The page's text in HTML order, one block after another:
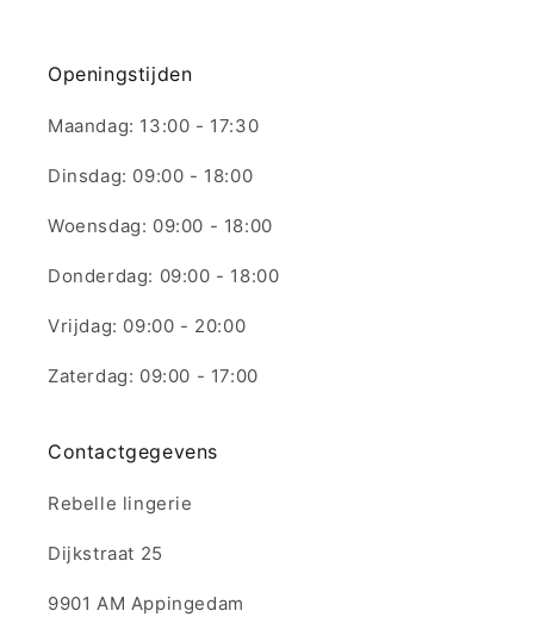
Openingstijden
Maandag: 13:00 - 17:30
Dinsdag: 09:00 - 18:00
Woensdag: 09:00 - 18:00
Donderdag: 09:00 - 18:00
Vrijdag: 09:00 - 20:00
Zaterdag: 09:00 - 17:00
Contactgegevens
Rebelle lingerie
Dijkstraat 25
9901 AM Appingedam